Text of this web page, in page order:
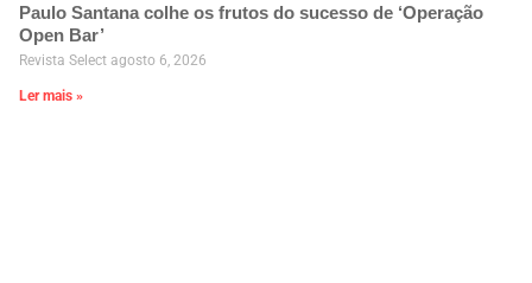
Paulo Santana colhe os frutos do sucesso de ‘Operação
Open Bar’
Revista Select agosto 6, 2026
Ler mais »